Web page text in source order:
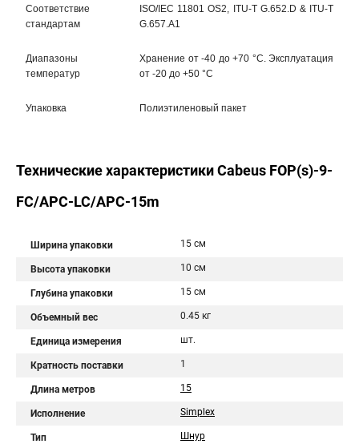
Соответствие
стандартам
ISO/IEC 11801 OS2, ITU-T G.652.D & ITU-T
G.657.A1
Диапазоны
температур
Хранение от -40 до +70 °C. Эксплуатация
от -20 до +50 °C
Упаковка Полиэтиленовый пакет
Технические характеристики Cabeus FOP(s)-9-
FC/APC-LC/APC-15m
Ширина упаковки 15 см
Высота упаковки 10 см
Глубина упаковки 15 см
Объемный вес 0.45 кг
Единица измерения шт.
Кратность поставки 1
Длина метров 15
Исполнение Simplex
Тип Шнур